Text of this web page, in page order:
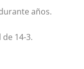
años.
14-3.